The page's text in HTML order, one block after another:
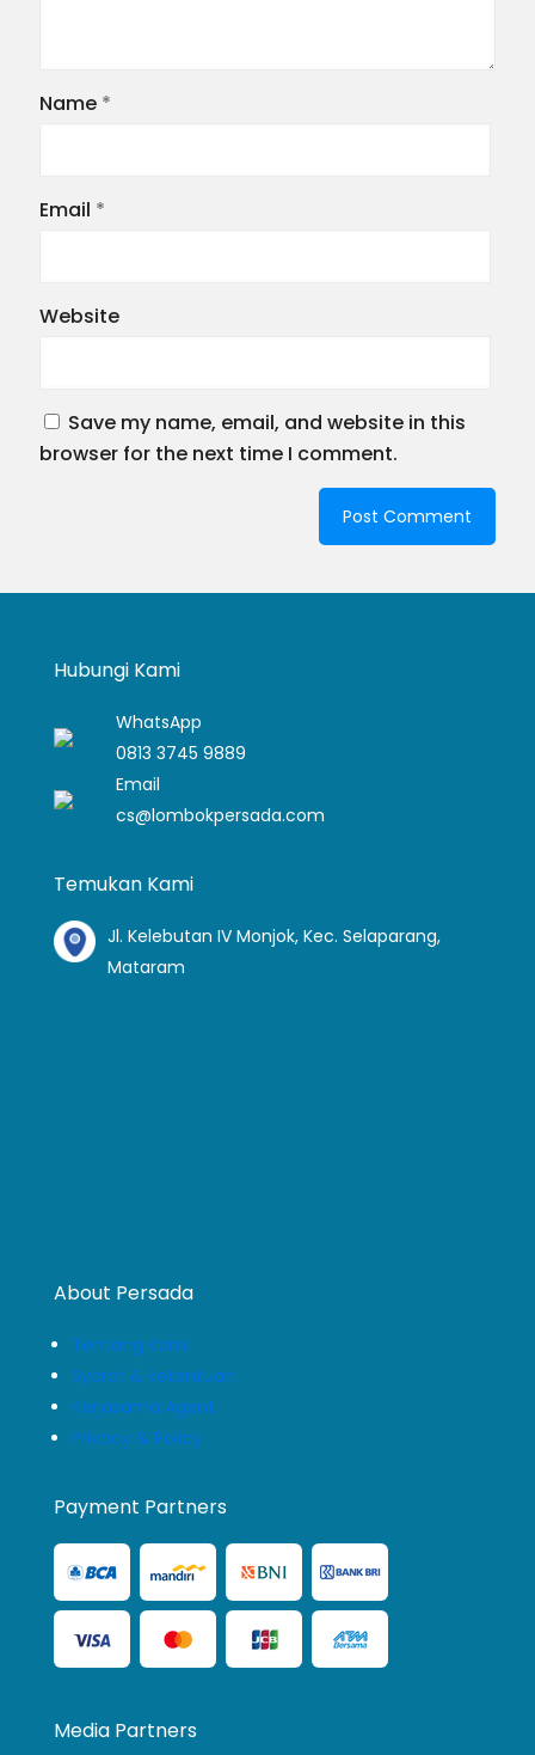
Name *
Email *
Website
Save my name, email, and website in this
browser for the next time I comment.
Hubungi Kami
WhatsApp
0813 3745 9889
Email
cs@lombokpersada.com
Temukan Kami
Jl. Kelebutan IV Monjok, Kec. Selaparang,
Mataram
About Persada
Tentang Kami
Syarat & ketentuan
Kerjasama Agent
Privacy & Policy
Payment Partners
Media Partners